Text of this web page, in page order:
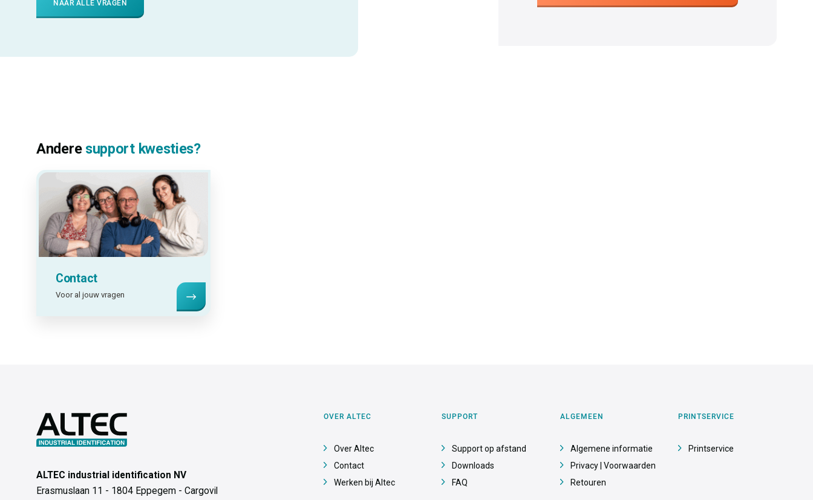
NAAR ALLE VRAGEN
Andere support kwesties?
Contact
Voor al jouw vragen
ALTEC industrial identification NV
Erasmuslaan 11 - 1804 Eppegem - Cargovil
OVER ALTEC
Over Altec
Contact
Werken bij Altec
SUPPORT
Support op afstand
Downloads
FAQ
ALGEMEEN
Algemene informatie
Privacy | Voorwaarden
Retouren
PRINTSERVICE
Printservice